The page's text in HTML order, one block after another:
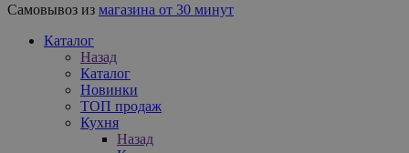
Самовывоз из магазина от 30 минут
Каталог
Назад
Каталог
Новинки
ТОП продаж
Кухня
Назад